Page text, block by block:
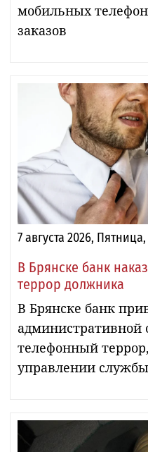
мобильных
заказов
7 августа 2026, Пятница,
В Брянске банк
террор должника
В Брянске банк
административной
телефонный
управлении